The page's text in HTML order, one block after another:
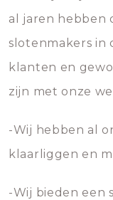
al jaren hebben
slotenmakers in
klanten en
zijn met onze
-Wij hebben al
klaarliggen en
-Wij bieden een